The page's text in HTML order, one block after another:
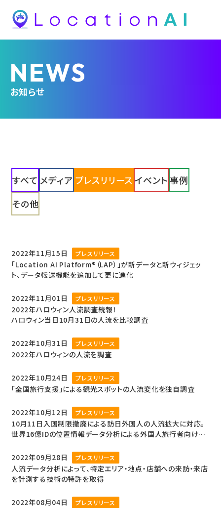
NEWS
お知らせ
すべて メディア プレスリリース イベント 事例
その他
2022年11月15日 プレスリリース
「Location AI Platform®（LAP）」が新データと新ウィジェッ
ト、データ転送機能を追加して更に進化
2022年11月01日 プレスリリース
2022年ハロウィン人流調査続報！
ハロウィン当日10月31日の人流を比較調査
2022年10月31日 プレスリリース
2022年ハロウィンの人流を調査
2022年10月24日 プレスリリース
「全国旅行支援」による観光スポットの人流変化を独自調査
2022年10月12日 プレスリリース
10月11日入国制限撤廃による訪日外国人の人流拡大に対応。
世界16億IDの位置情報データ分析による外国人旅行者向け位
開始
2022年09月28日 プレスリリース
人流データ分析によって、特定エリア・地点・店舗への来訪・来店
を計測する技術の特許を取得
2022年08月04日 プレスリリース